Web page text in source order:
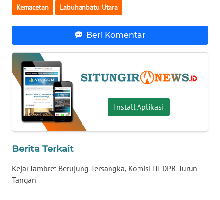
Kemacetan Labuhanbatu Utara
Beri Komentar
Install Aplikasi
Berita Terkait
Kejar Jambret Berujung Tersangka, Komisi III DPR Turun
Tangan
WN
NUSANTARA
WN
JATIM
WN
BALI
WN
WN
KALTENG